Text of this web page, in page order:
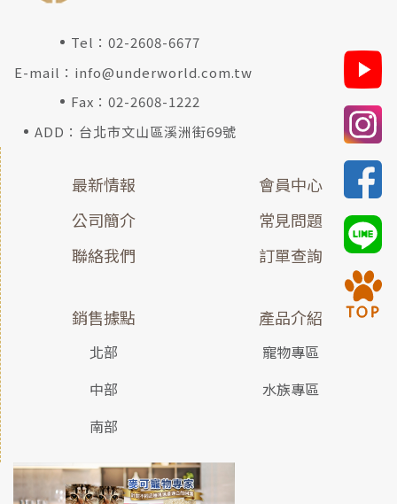
Tel：02-2608-6677
E-mail： info@underworld.com.tw
Fax：02-2608-1222
ADD：台北市文山區溪洲街69號
最新情報
公司簡介
聯絡我們
會員中心
常見問題
訂單查詢
銷售據點
北部
中部
南部
產品介紹
寵物專區
水族專區